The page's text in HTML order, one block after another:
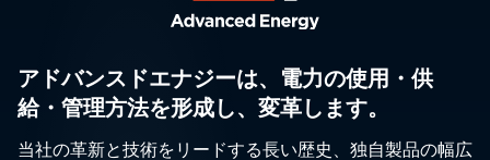
アドバンスドエナジーは、電力の使用・供
給・管理方法を形成し、変革します。
当社の革新と技術をリードする長い歴史、独自製品の幅広